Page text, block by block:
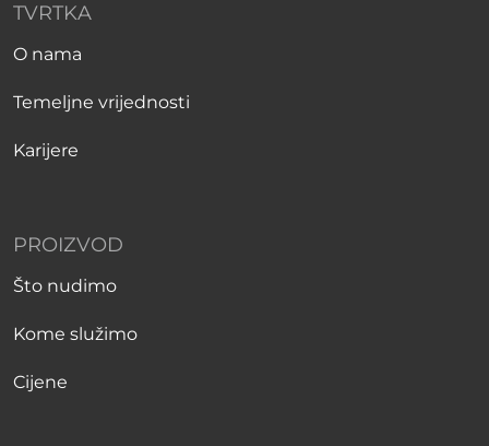
TVRTKA
O nama
Temeljne vrijednosti
Karijere
PROIZVOD
Što nudimo
Kome služimo
Cijene